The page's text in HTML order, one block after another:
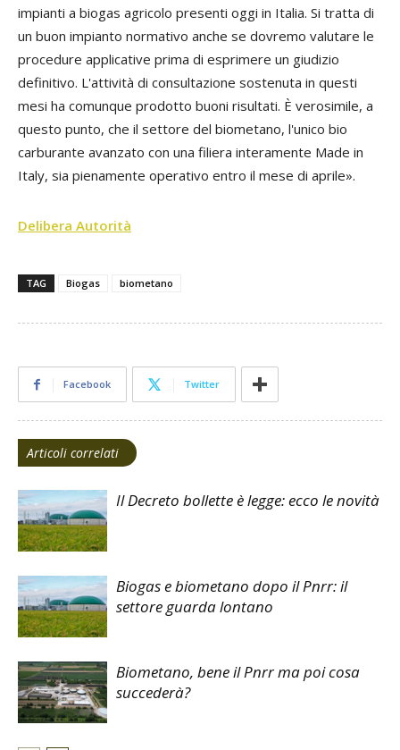
impianti a biogas agricolo presenti oggi in Italia. Si tratta di
un buon impianto normativo anche se dovremo valutare le
procedure applicative prima di esprimere un giudizio
definitivo. L'attività di consultazione sostenuta in questi
mesi ha comunque prodotto buoni risultati. È verosimile, a
questo punto, che il settore del biometano, l'unico bio
carburante avanzato con una filiera interamente Made in
Italy, sia pienamente operativo entro il mese di aprile».
Delibera Autorità
TAG Biogas biometano
Facebook Twitter
Articoli correlati
Il Decreto bollette è legge: ecco le novità
Biogas e biometano dopo il Pnrr: il
settore guarda lontano
Biometano, bene il Pnrr ma poi cosa
succederà?